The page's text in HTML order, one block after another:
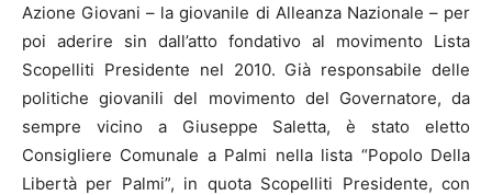
Azione Giovani – la giovanile di Alleanza Nazionale – per
poi aderire sin dall’atto fondativo al movimento Lista
Scopelliti Presidente nel 2010. Già responsabile delle
politiche giovanili del movimento del Governatore, da
sempre vicino a Giuseppe Saletta, è stato eletto
Consigliere Comunale a Palmi nella lista “Popolo Della
Libertà per Palmi”, in quota Scopelliti Presidente, con